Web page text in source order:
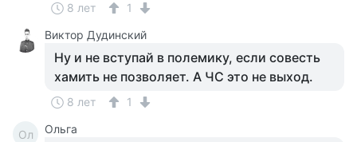
8 лет
1
Виктор Дудинский
Ну и не вступай в полемику, если совесть
хамить не позволяет. А ЧС это не выход.
8 лет 1
Ол Ольга